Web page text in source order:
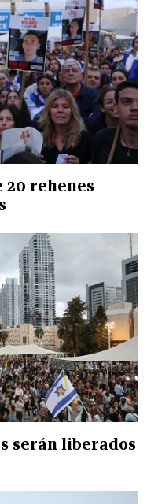
20 rehenes
serán liberados